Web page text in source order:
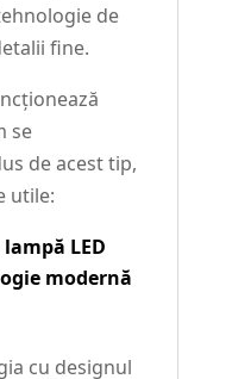
de
fine.
se
de acest tip,
utile:
LED
modernă
cu designul